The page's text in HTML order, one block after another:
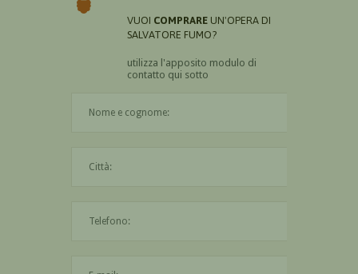
VUOI COMPRARE UN'OPERA DI
SALVATORE FUMO?
utilizza l'apposito modulo di
contatto qui sotto